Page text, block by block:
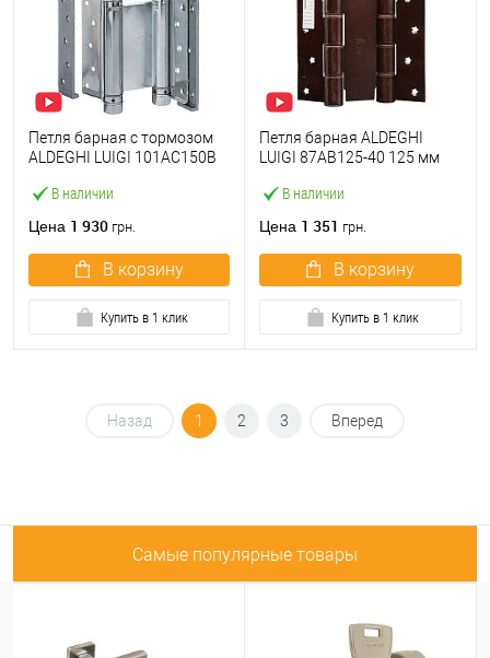
В наличии
Петля барная с тормозом
ALDEGHI LUIGI 101AC150B
Цена 1 930 грн.
В корзину
Купить в 1 клик
В наличии
Петля барная ALDEGHI
LUIGI 87AB125-40 125 мм
Цена 1 351 грн.
В корзину
Купить в 1 клик
Назад 1 2 3 Вперед
Самые популярные товары